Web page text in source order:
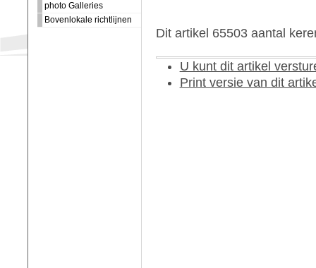
photo Galleries
Bovenlokale richtlijnen
Dit artikel 65503 aantal
U kunt dit artikel
Print versie van dit